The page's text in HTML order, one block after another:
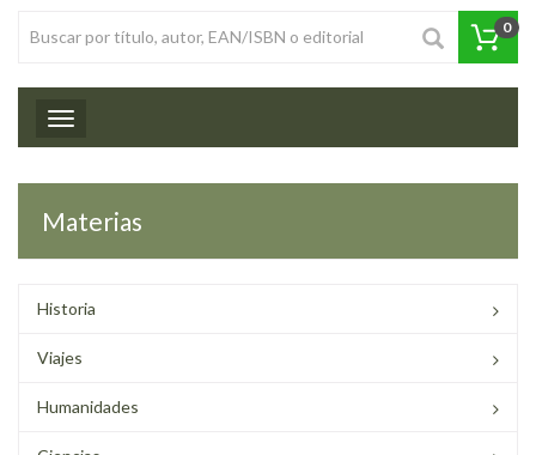
0
Toggle navigation
Materias
Historia
Viajes
Humanidades